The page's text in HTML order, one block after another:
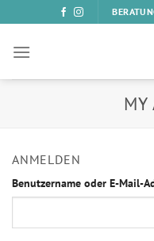
Inhalt
springen
MY
ANMELDEN
Benutzername oder E-Mail-